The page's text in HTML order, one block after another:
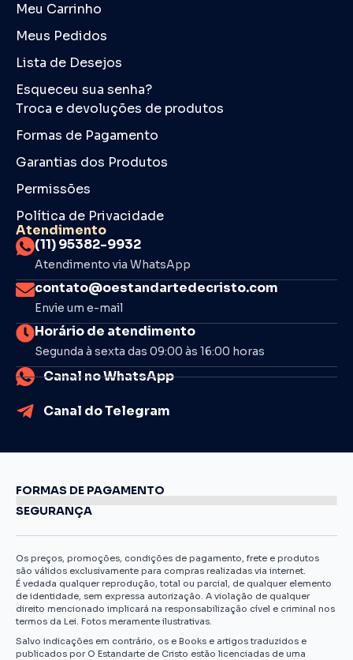
Meu Carrinho
Meus Pedidos
Lista de Desejos
Esqueceu sua senha?
Troca e devoluções de produtos
Formas de Pagamento
Garantias dos Produtos
Permissões
Política de Privacidade
Atendimento
(11) 95382-9932
Atendimento via WhatsApp
contato@oestandartedecristo.com
Envie um e-mail
Horário de atendimento
Segunda à sexta das 09:00 às 16:00 horas
Canal no WhatsApp
Canal do Telegram
FORMAS DE PAGAMENTO
SEGURANÇA
Os preços, promoções, condições de pagamento, frete e produtos
são válidos exclusivamente para compras realizadas via internet.
É vedada qualquer reprodução, total ou parcial, de qualquer elemento
de identidade, sem expressa autorização. A violação de qualquer
direito mencionado implicará na responsabilização cível e criminal nos
termos da Lei. Fotos meramente ilustrativas.
Salvo indicações em contrário, os e Books e artigos traduzidos e
publicados por O Estandarte de Cristo estão licenciadas de uma